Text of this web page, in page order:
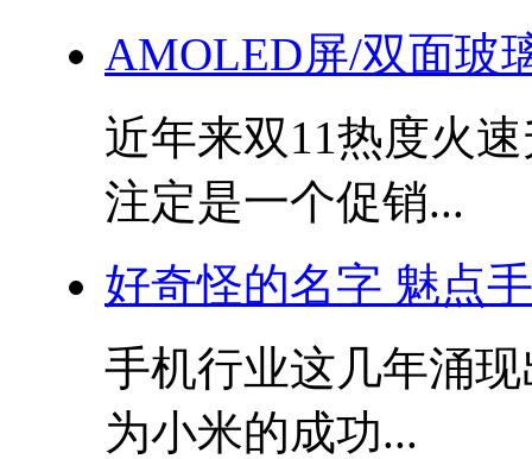
AMOLED屏/双面玻
近年来双11热度火
注定是一个促销...
好奇怪的名字 魅点
手机行业这几年涌
为小米的成功...